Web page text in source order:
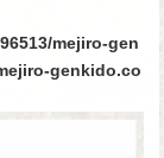
mejiro-gen
genkido.co